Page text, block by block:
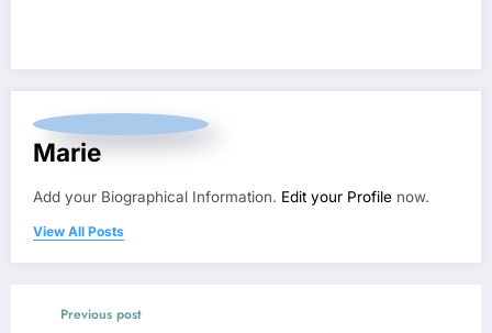
Marie
Add your Biographical Information. Edit your Profile now.
View All Posts
Previous post